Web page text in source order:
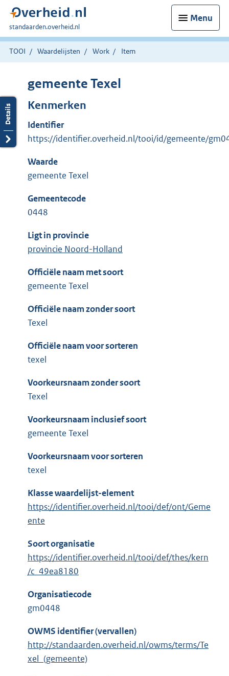
Menu
U
bent
hier:
standaarden.overheid.nl
TOOI Waardelijsten Work Item
gemeente Texel
Kenmerken
Identifier
https://identifier.overheid.nl/tooi/id/gemeente/
Waarde
gemeente Texel
Gemeentecode
0448
Ligt in provincie
provincie Noord-Holland
Officiële naam met soort
gemeente Texel
Officiële naam zonder soort
Texel
Officiële naam voor sorteren
texel
Voorkeursnaam zonder soort
Texel
Voorkeursnaam inclusief soort
gemeente Texel
Voorkeursnaam voor sorteren
texel
Klasse waardelijst-element
https://identifier.overheid.nl/tooi/def/ont/Geme
ente
Soort organisatie
https://identifier.overheid.nl/tooi/def/thes/kern
/c_49ea8180
Organisatiecode
gm0448
OWMS identifier (vervallen)
http://standaarden.overheid.nl/owms/terms/Te
xel_(gemeente)